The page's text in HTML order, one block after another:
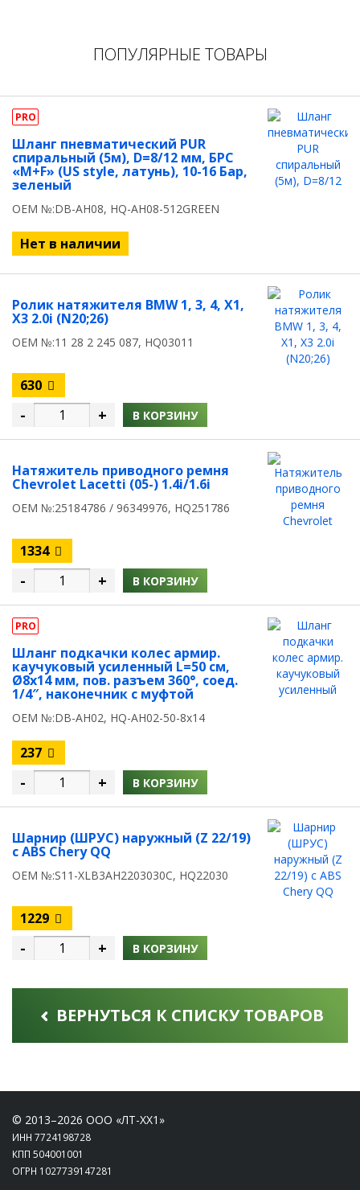
ПОПУЛЯРНЫЕ ТОВАРЫ
PRO
Шланг пневматический PUR
спиральный (5м), D=8/12 мм, БРС
«M+F» (US style, латунь), 10-16 Бар,
зеленый
OEM №:DB-AH08, HQ-AH08-512GREEN
Нет в наличии
Ролик натяжителя BMW 1, 3, 4, X1,
X3 2.0i (N20;26)
OEM №:11 28 2 245 087, HQ03011
630
- + В КОРЗИНУ
Натяжитель приводного ремня
Chevrolet Lacetti (05-) 1.4i/1.6i
OEM №:25184786 / 96349976, HQ251786
1334
- + В КОРЗИНУ
PRO
Шланг подкачки колес армир.
каучуковый усиленный L=50 см,
Ø8x14 мм, пов. разъем 360°, соед.
1/4″, наконечник с муфтой
OEM №:DB-AH02, HQ-AH02-50-8x14
237
- + В КОРЗИНУ
Шарнир (ШРУС) наружный (Z 22/19)
с ABS Chery QQ
OEM №:S11-XLB3AH2203030C, HQ22030
1229
- + В КОРЗИНУ
ВЕРНУТЬСЯ К СПИСКУ ТОВАРОВ
© 2013–2026 ООО «ЛТ-ХХ1»
ИНН 7724198728
КПП 504001001
ОГРН 1027739147281